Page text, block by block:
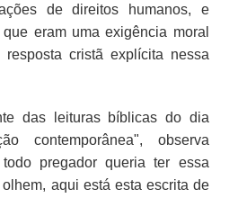
de direitos humanos, e
eram uma exigência moral
cristã explícita nessa
das leituras bíblicas do dia
contemporânea", observa
pregador queria ter essa
aqui está esta escrita de